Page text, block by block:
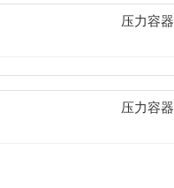
压力容器
压力容器